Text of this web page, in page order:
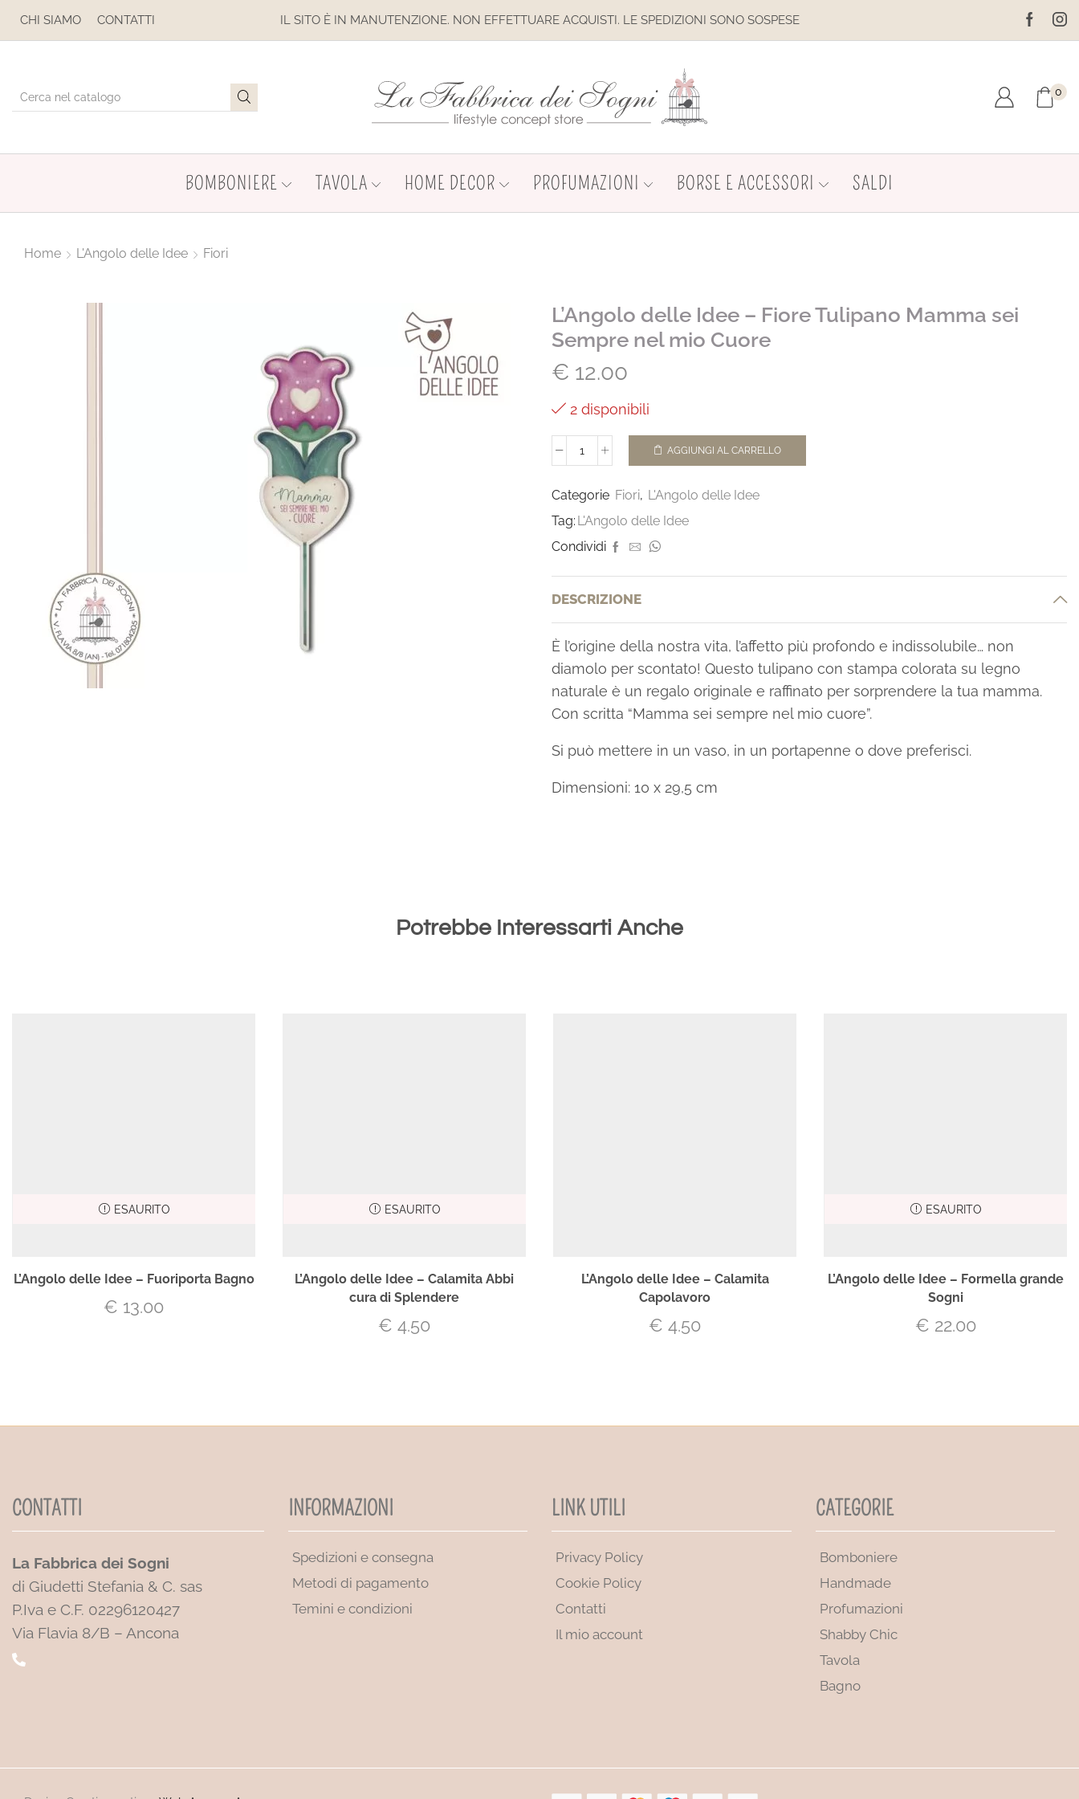
CHI SIAMO CONTATTIIL SITO È IN MANUTENZIONE. NON EFFETTUARE ACQUISTI. LE SPEDIZIONI SONO SOSPESE IL SITO È IN MANUTENZIONE. NON
0
BOMBONIERE TAVOLA HOME DECOR PROFUMAZIONI BORSE E ACCESSORI SALDI
Home L'Angolo delle Idee Fiori
L’Angolo delle Idee – Fiore Tulipano Mamma sei
Sempre nel mio Cuore
€ 12.00
2 disponibili
AGGIUNGI AL CARRELLO
Categorie Fiori, L'Angolo delle Idee
Tag: L'Angolo delle Idee
Condividi
DESCRIZIONE
È l’origine della nostra vita, l’affetto più profondo e indissolubile… non
diamolo per scontato! Questo tulipano con stampa colorata su legno
naturale è un regalo originale e raffinato per sorprendere la tua mamma.
Con scritta “Mamma sei sempre nel mio cuore”.
Si può mettere in un vaso, in un portapenne o dove preferisci.
Dimensioni: 10 x 29,5 cm
Potrebbe Interessarti Anche
ESAURITO
L’Angolo delle Idee – Fuoriporta Bagno
€ 13.00
ESAURITO
L’Angolo delle Idee – Calamita Abbi
cura di Splendere
€ 4.50
L’Angolo delle Idee – Calamita
Capolavoro
€ 4.50
ESAURITO
L’Angolo delle Idee – Formella grande
Sogni
€ 22.00
CONTATTI
La Fabbrica dei Sogni
di Giudetti Stefania & C. sas
P.Iva e C.F. 02296120427
Via Flavia 8/B – Ancona
INFORMAZIONI
Spedizioni e consegna
Metodi di pagamento
Temini e condizioni
LINK UTILI
Privacy Policy
Cookie Policy
Contatti
Il mio account
CATEGORIE
Bomboniere
Handmade
Profumazioni
Shabby Chic
Tavola
Bagno